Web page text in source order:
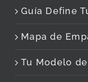
Guía Define
Mapa de
Tu Modelo